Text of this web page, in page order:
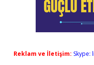
Reklam ve İletişim: Skype: